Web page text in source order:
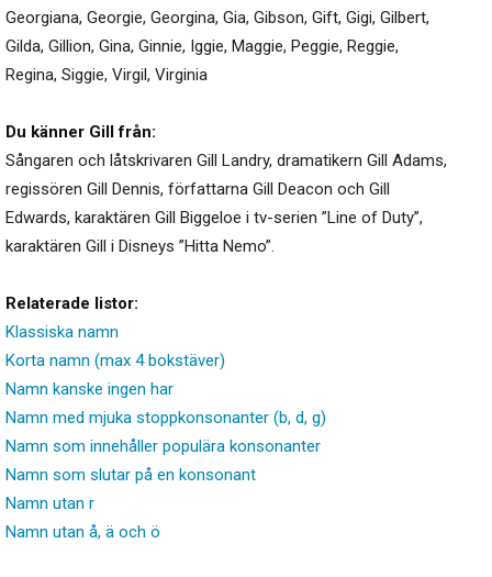
Georgiana, Georgie, Georgina, Gia, Gibson, Gift, Gigi, Gilbert,
Gilda, Gillion, Gina, Ginnie, Iggie, Maggie, Peggie, Reggie,
Regina, Siggie, Virgil, Virginia
Du känner Gill från:
Sångaren och låtskrivaren Gill Landry, dramatikern Gill Adams,
regissören Gill Dennis, författarna Gill Deacon och Gill
Edwards, karaktären Gill Biggeloe i tv-serien ”Line of Duty”,
karaktären Gill i Disneys ”Hitta Nemo”.
Relaterade listor:
Klassiska namn
Korta namn (max 4 bokstäver)
Namn kanske ingen har
Namn med mjuka stoppkonsonanter (b, d, g)
Namn som innehåller populära konsonanter
Namn som slutar på en konsonant
Namn utan r
Namn utan å, ä och ö